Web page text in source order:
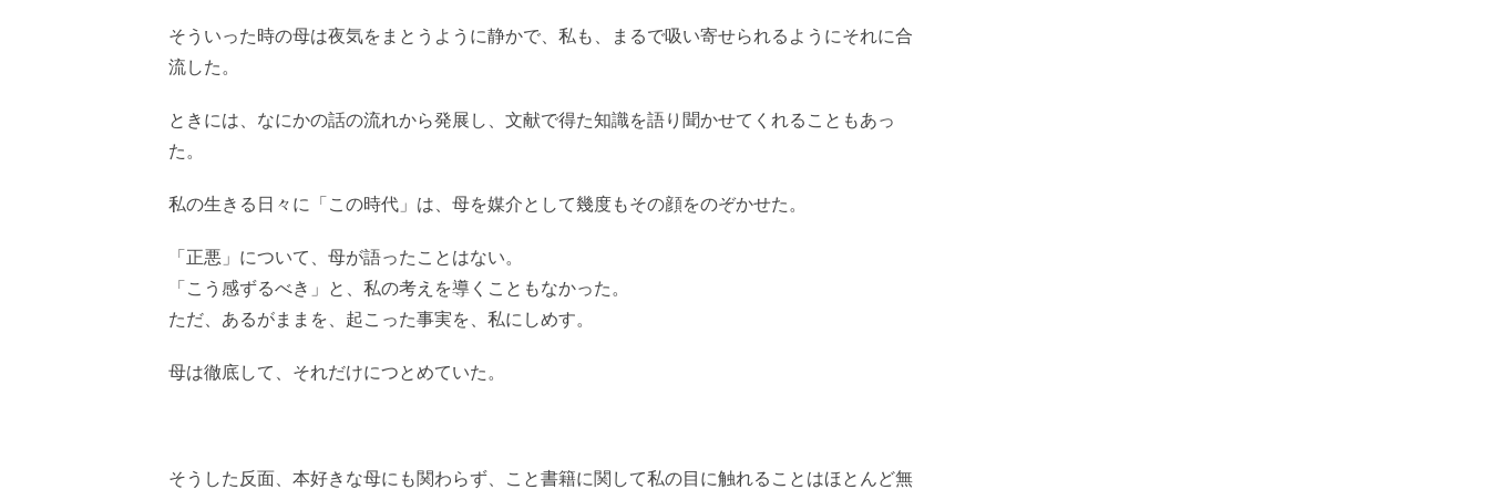
そういった時の母は夜気をまとうように静かで、私も、まるで吸い寄せられるようにそれに合
流した。
ときには、なにかの話の流れから発展し、文献で得た知識を語り聞かせてくれることもあっ
た。
私の生きる日々に「この時代」は、母を媒介として幾度もその顔をのぞかせた。
「正悪」について、母が語ったことはない。
「こう感ずるべき」と、私の考えを導くこともなかった。
ただ、あるがままを、起こった事実を、私にしめす。
母は徹底して、それだけにつとめていた。
そうした反面、本好きな母にも関わらず、こと書籍に関して私の目に触れることはほとんど無